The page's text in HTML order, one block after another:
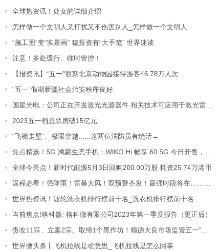
全球热资讯！处女的详细介绍
怎样做一个文明人又打扰又不伤害别人_怎样做一个文明人
“施工图”变“实景画” 稳投资有“大手笔” 世界速读
注意！多处缓行、临时管控！
【报资讯】“五一”假期北京动物园接待游客46.78万人次
“五一”假期新疆社会治安秩序良好
2023五一档总票房破15亿元
“飞檐走壁”、极限穿越......这两位消防员有绝活→
全球今亮点！新时代能源5月3日回购200.00万股 耗资25.74万港币
世界热资讯！波轮洗衣机排行榜前十名_洗衣机排行榜前十名
当前焦点!格科微: 格科微有限公司2023年第一季度报告（更正后）
世界微头条丨飞机拉线是啥意思_飞机拉线是怎么回事